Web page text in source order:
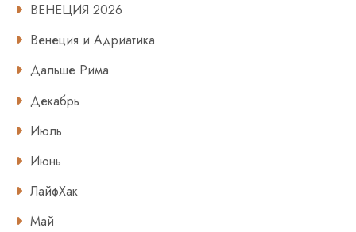
ВЕНЕЦИЯ 2026
Венеция и Адриатика
Дальше Рима
Декабрь
Июль
Июнь
ЛайфХак
Май